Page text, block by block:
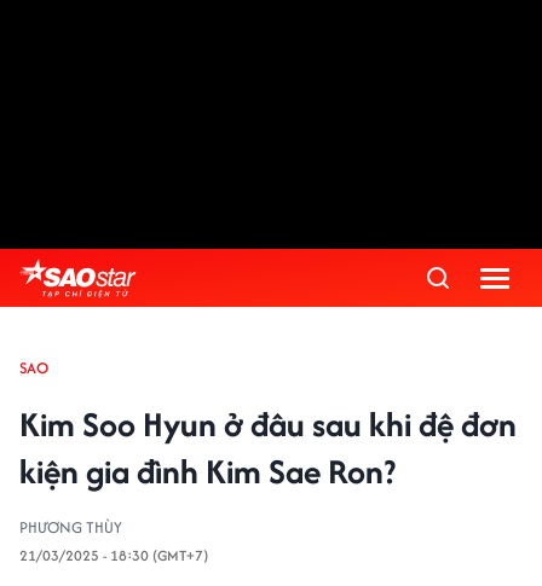
SAO
Kim Soo Hyun ở đâu sau khi đệ đơn
kiện gia đình Kim Sae Ron?
PHƯƠNG THÙY
21/03/2025 - 18:30 (GMT+7)